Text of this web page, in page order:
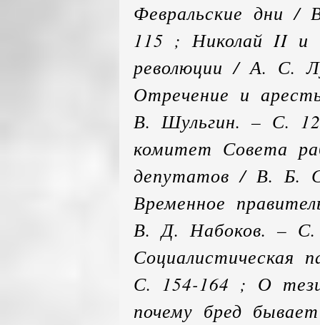
Февральские дни
115 ; Николай II и
революции / А. С.
Отречение и
В. Шульгин. – С.
комитет Совета
депутатов / В. Б.
Временное
В. Д. Набоков. –
С. 154-164 ; О
почему бред